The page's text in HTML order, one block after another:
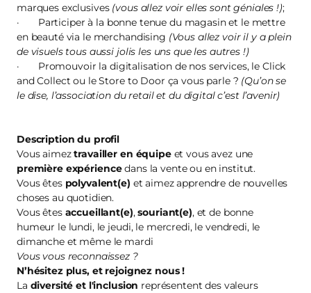
marques exclusives (vous allez voir elles sont géniales !);
· Participer à la bonne tenue du magasin et le mettre
en beauté via le merchandising (Vous allez voir il y a plein
de visuels tous aussi jolis les uns que les autres !)
· Promouvoir la digitalisation de nos services, le Click
and Collect ou le Store to Door ça vous parle ? (Qu’on se
le dise, l’association du retail et du digital c’est l’avenir)
Description du profil
Vous aimeztravailler en équipe et vous avez une
première expériencedans la vente ou en institut.
Vous êtes polyvalent(e) et aimez apprendre de nouvelles
choses au quotidien.
Vous êtes accueillant(e),souriant(e), et de bonne
humeur le lundi, le jeudi, le mercredi, le vendredi, le
dimanche et même le mardi
Vous vous reconnaissez ?
N’hésitez plus, et rejoignez nous!
La diversité et l'inclusion représentent des valeurs